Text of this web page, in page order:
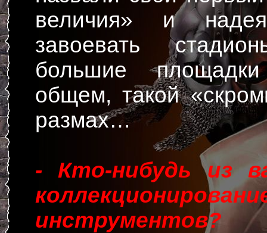
величия» и
завоевать
большие
общем, такой
размах…
- Кто-нибудь из
инструментов?